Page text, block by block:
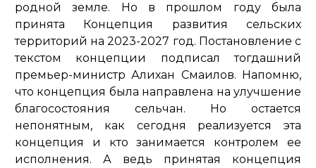
родной земле. Но в прошлом году была
принята Концепция развития сельских
территорий на 2023-2027 год. Постановление с
текстом концепции подписал тогдашний
премьер-министр Алихан Смаилов. Напомню,
что концепция была направлена на улучшение
благосостояния сельчан. Но остается
непонятным, как сегодня реализуется эта
концепция и кто занимается контролем ее
исполнения. А ведь принятая концепция